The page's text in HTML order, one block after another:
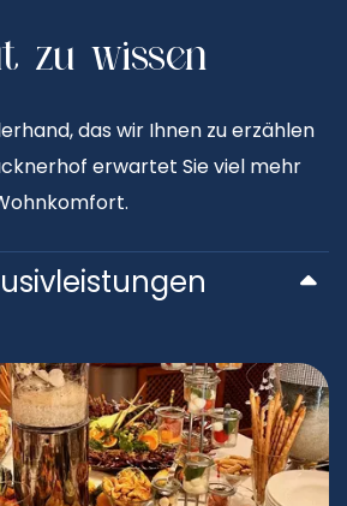
zu wissen
das wir Ihnen zu erzählen
erwartet Sie viel mehr